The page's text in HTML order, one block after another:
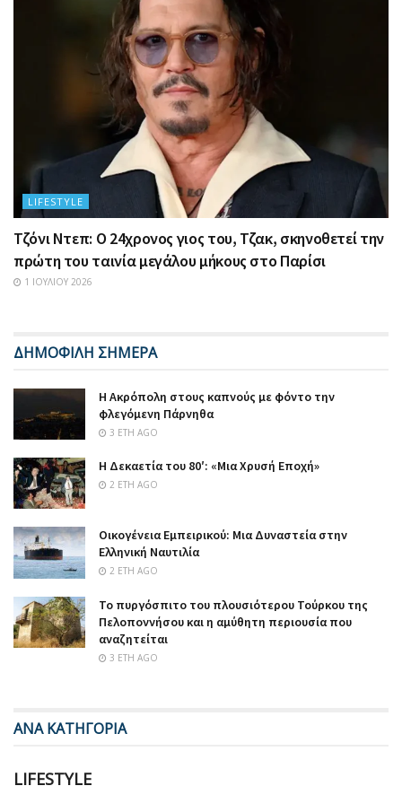
LIFESTYLE
Τζόνι Ντεπ: Ο 24χρονος γιος του, Τζακ, σκηνοθετεί την
πρώτη του ταινία μεγάλου μήκους στο Παρίσι
1 ΙΟΥΛΊΟΥ 2026
ΔΗΜΟΦΙΛΗ ΣΗΜΕΡΑ
Η Ακρόπολη στους καπνούς με φόντο την
φλεγόμενη Πάρνηθα
3 ΈΤΗ AGO
Η Δεκαετία του 80′: «Μια Χρυσή Εποχή»
2 ΈΤΗ AGO
Οικογένεια Εμπειρικού: Μια Δυναστεία στην
Ελληνική Ναυτιλία
2 ΈΤΗ AGO
Το πυργόσπιτο του πλουσιότερου Τούρκου της
Πελοποννήσου και η αμύθητη περιουσία που
αναζητείται
3 ΈΤΗ AGO
ΑΝΑ ΚΑΤΗΓΟΡΙΑ
LIFESTYLE